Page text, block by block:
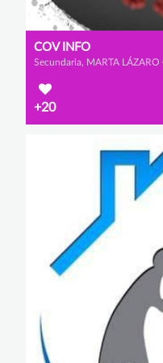
COV INFO
+20